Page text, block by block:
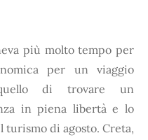
più molto tempo per
per un viaggio
di trovare un
in piena libertà e lo
turismo di agosto. Creta,